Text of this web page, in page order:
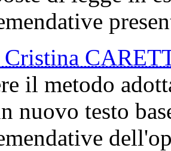
il metodo
nuovo testo